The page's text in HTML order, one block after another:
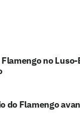
no
do Flamengo